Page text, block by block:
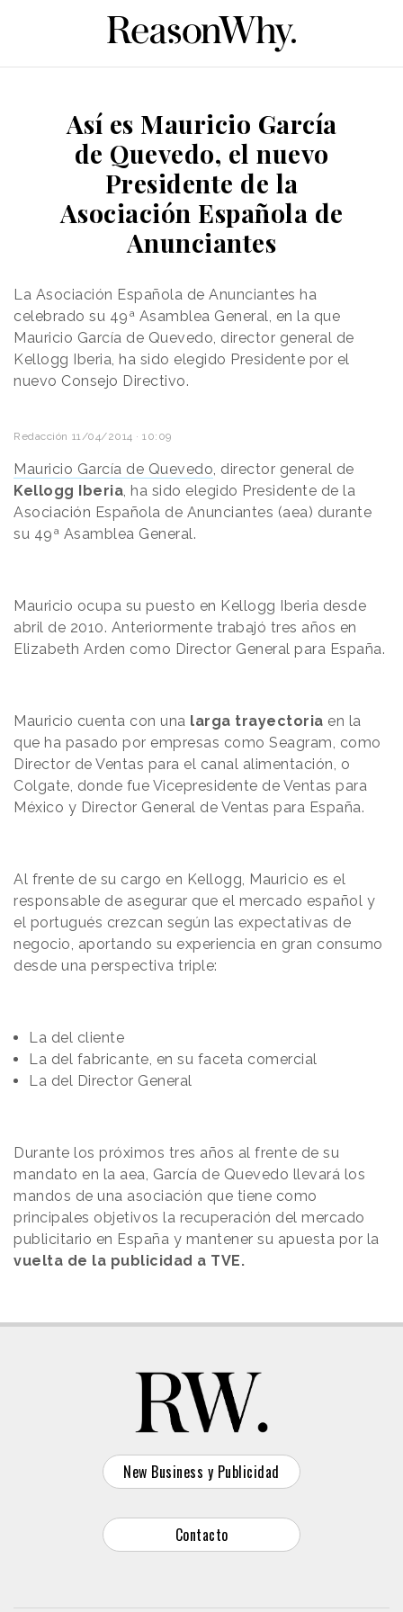
Así es Mauricio García
de Quevedo, el nuevo
Presidente de la
Asociación Española de
Anunciantes
La Asociación Española de Anunciantes ha
celebrado su 49ª Asamblea General, en la que
Mauricio García de Quevedo, director general de
Kellogg Iberia, ha sido elegido Presidente por el
nuevo Consejo Directivo.
Redacción 11/04/2014 · 10:09
Mauricio García de Quevedo , director general de
Kellogg Iberia , ha sido elegido Presidente de la
Asociación Española de Anunciantes (aea) durante
su 49ª Asamblea General.
Mauricio ocupa su puesto en Kellogg Iberia desde
abril de 2010. Anteriormente trabajó tres años en
Elizabeth Arden como Director General para España.
Mauricio cuenta con una larga trayectoria en la
que ha pasado por empresas como Seagram, como
Director de Ventas para el canal alimentación, o
Colgate, donde fue Vicepresidente de Ventas para
México y Director General de Ventas para España.
Al frente de su cargo en Kellogg, Mauricio es el
responsable de asegurar que el mercado español y
el portugués crezcan según las expectativas de
negocio, aportando su experiencia en gran consumo
desde una perspectiva triple:
La del cliente
La del fabricante, en su faceta comercial
La del Director General
Durante los próximos tres años al frente de su
mandato en la aea, García de Quevedo llevará los
mandos de una asociación que tiene como
principales objetivos la recuperación del mercado
publicitario en España y mantener su apuesta por la
vuelta de la publicidad a TVE.
New Business y Publicidad
Contacto